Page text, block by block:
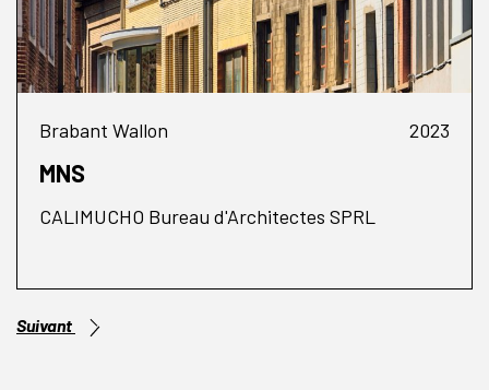
Brabant Wallon 2023
MNS
CALIMUCHO Bureau d'Architectes SPRL
Suivant